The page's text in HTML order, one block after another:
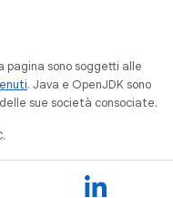
pagina sono soggetti alle
. Java e OpenJDK sono
sue società consociate.